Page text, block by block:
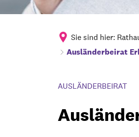
Sie sind hier:
Ausländerbeirat
AUSLÄNDERBEIRAT